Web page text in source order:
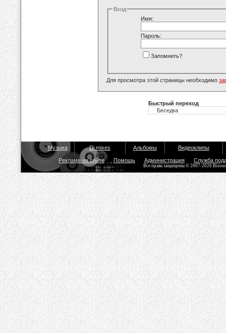
Вход
Имя:
Пароль:
Запомнить?
Для просмотра этой страницы необходимо
Быстрый переход
Музыка Dj mixes Альбомы Видеоклипы
Реклама на сайте Помощь Администрация Служба
Все права защищены © 2007-2026